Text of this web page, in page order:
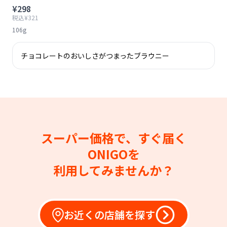
¥298
税込¥321
106g
チョコレートのおいしさがつまったブラウニー
スーパー価格で、すぐ届く
ONIGOを
利用してみませんか？
お近くの店舗を探す